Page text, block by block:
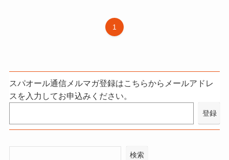
1
スパオール通信メルマガ登録はこちらからメールアドレ
スを入力してお申込みください。
検索